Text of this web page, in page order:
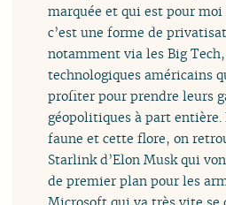
marquée et qui est pour
c’est une forme de
notamment via les Big
technologiques américains
profiter pour prendre leurs
géopolitiques à part entière.
faune et cette flore, on
Starlink d’Elon Musk qui
de premier plan pour les